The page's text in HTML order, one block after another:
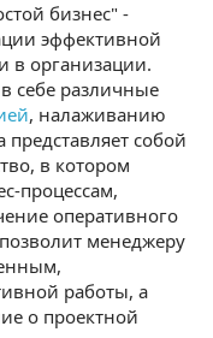
бизнес" -
эффективной
в организации.
себе различные
, налаживанию
собой
в котором
процессам,
оперативного
менеджеру
работы, а
о проектной